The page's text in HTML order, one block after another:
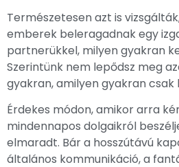
Természetesen azt is
emberek beleragadnak egy
partnerükkel, milyen gyakran
Szerintünk nem lepődsz meg
gyakran, amilyen gyakran csak
Érdekes módon, amikor arra
mindennapos dolgaikról
elmaradt. Bár a hosszútávú
általános kommunikáció, a